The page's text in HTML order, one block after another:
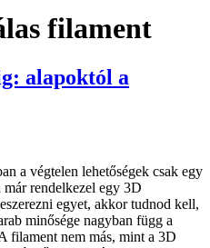
filament
alapoktól a
a végtelen lehetőségek csak egy
rendelkezel egy 3D
egyet, akkor tudnod kell,
minősége nagyban függ a
filament nem más, mint a 3D